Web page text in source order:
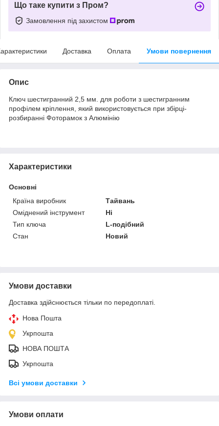
Що таке купити з Пром?
Замовлення під захистом
Доставка Оплата Умови повернення
Опис
Ключ шестигранний 2,5 мм. для роботи з шестигранним
профілем кріплення, який використовується при збірці-
розбиранні Фоторамок з Алюмінію
Характеристики
Основні
Країна виробник
Тайвань
Оміднений інструмент
Ні
Тип ключа
L-подібний
Стан
Новий
Умови доставки
Доставка здійснюється тільки по передоплаті.
Нова Пошта
Укрпошта
НОВА ПОШТА
Укрпошта
Всі умови доставки
Умови оплати